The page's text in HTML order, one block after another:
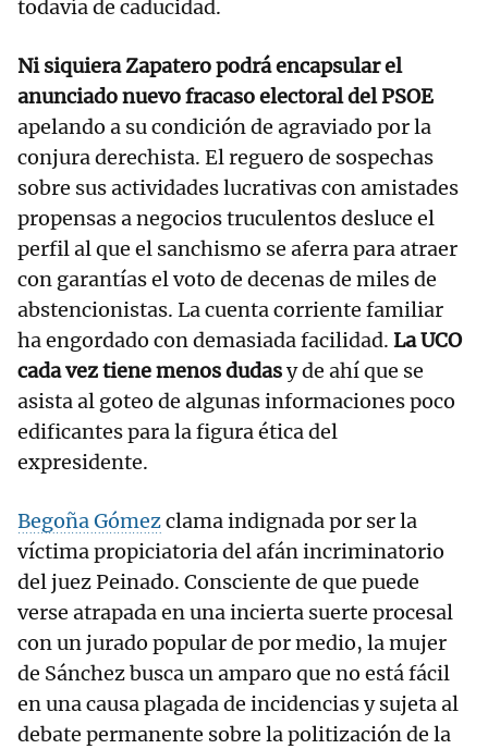
todavía de caducidad.
Ni siquiera Zapatero podrá encapsular el
anunciado nuevo fracaso electoral del PSOE
apelando a su condición de agraviado por la
conjura derechista. El reguero de sospechas
sobre sus actividades lucrativas con amistades
propensas a negocios truculentos desluce el
perfil al que el sanchismo se aferra para atraer
con garantías el voto de decenas de miles de
abstencionistas. La cuenta corriente familiar
ha engordado con demasiada facilidad. La UCO
cada vez tiene menos dudasy de ahí que se
asista al goteo de algunas informaciones poco
edificantes para la figura ética del
expresidente.
Begoña Gómezclama indignada por ser la
víctima propiciatoria del afán incriminatorio
del juez Peinado. Consciente de que puede
verse atrapada en una incierta suerte procesal
con un jurado popular de por medio, la mujer
de Sánchez busca un amparo que no está fácil
en una causa plagada de incidencias y sujeta al
debate permanente sobre la politización de la